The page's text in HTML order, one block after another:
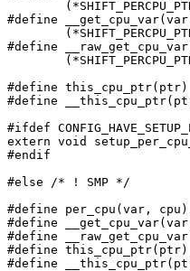
#define
#define
#define this_cpu_ptr(ptr)
#define __this_cpu_ptr(ptr)
#ifdef
extern void
#endif
#else /* ! SMP */
#define per_cpu(var, cpu)			(*((void)(cpu), &(var)))
#define __get_cpu_var(var)
#define __raw_get_cpu_var(var)
#define
#define